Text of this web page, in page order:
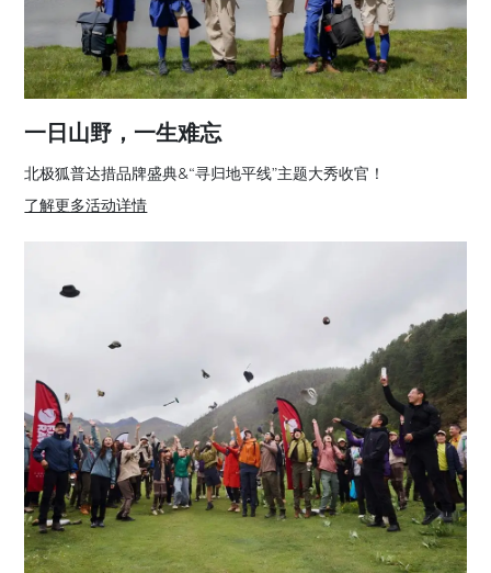
一日山野，一生难忘
北极狐普达措品牌盛典&“寻归地平线”主题大秀收官！
了解更多活动详情